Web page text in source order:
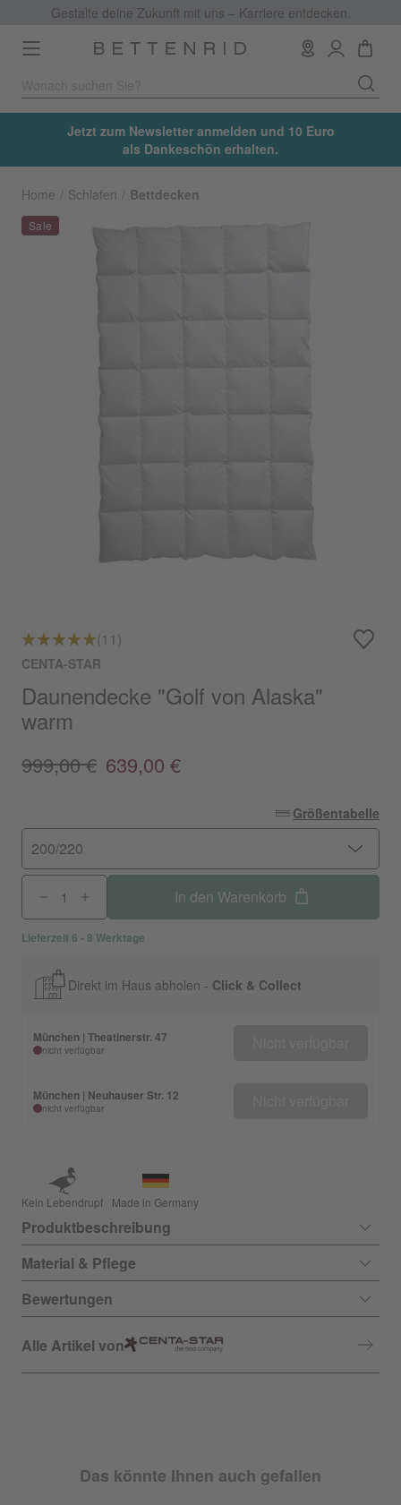
Gestalte deine Zukunft mit uns – Karriere entdecken.
Toggle
navigation
Jetzt zum Newsletter anmelden und 10 Euro
als Dankeschön erhalten.
Home Schlafen Bettdecken
(11)
CENTA-STAR
Daunendecke "Golf von Alaska"
warm
999,00 € 639,00 €
Größentabelle
200/220
In den Warenkorb
Lieferzeit 6 - 8 Werktage
Direkt im Haus abholen - Click & Collect
München | Theatinerstr. 47
nicht verfügbar
München | Neuhauser Str. 12
nicht verfügbar
Kein Lebendrupf Made in Germany
Produktbeschreibung
Material & Pflege
Bewertungen
Alle Artikel von
Das könnte Ihnen auch gefallen